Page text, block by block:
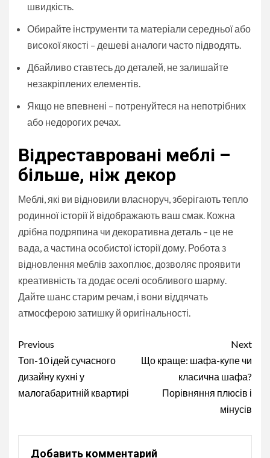
швидкість.
Обирайте інструменти та матеріали середньої або
високої якості – дешеві аналоги часто підводять.
Дбайливо ставтесь до деталей, не залишайте
незакріплених елементів.
Якщо не впевнені – потренуйтеся на непотрібних
або недорогих речах.
Відреставровані меблі –
більше, ніж декор
Меблі, які ви відновили власноруч, зберігають тепло
родинної історії й відображають ваш смак. Кожна
дрібна подряпина чи декоративна деталь – це не
вада, а частина особистої історії дому. Робота з
відновлення меблів захоплює, дозволяє проявити
креативність та додає оселі особливого шарму.
Дайте шанс старим речам, і вони віддячать
атмосферою затишку й оригінальності.
Continue
Reading
Previous
Топ-10 ідей сучасного
дизайну кухні у
малогабаритній квартирі
Next
Що краще: шафа-купе чи
класична шафа?
Порівняння плюсів і
мінусів
Добавить комментарий